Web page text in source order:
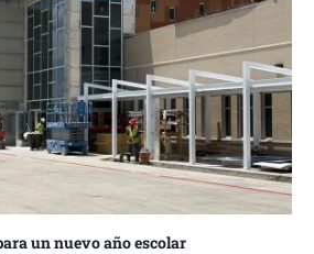
un nuevo año escolar